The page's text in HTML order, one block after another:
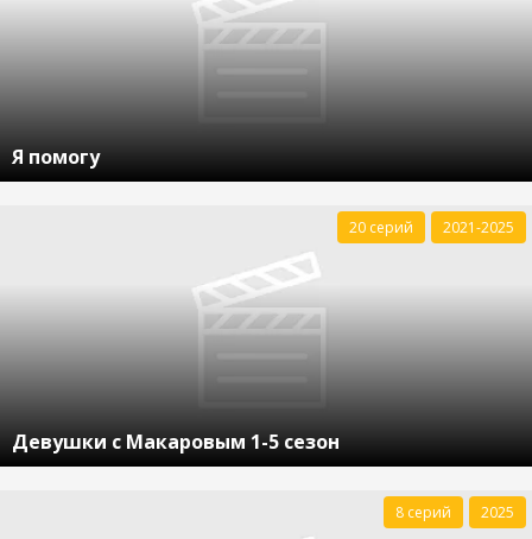
Я помогу
Девушки с Макаровым 1-5 сезон
20 серий 2021-2025
8 серий 2025